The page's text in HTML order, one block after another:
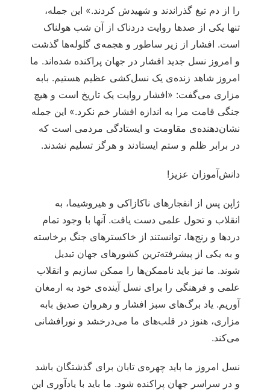
را از دم تیغ گذراندند و شهیدش کردند.» این جمله،
تنها یکی از صدها روایت دردناک از آن شب هولناک
است. افشار از زیر ساطور و هجمه‌ی گلوله‌ها گذشت
و امروز نسل جدید افشار در جهان پراکنده شده‌اند. ما
امروز شاهد زنده‌ی یک نسل‌کشی عظیم هستیم. بابه
مزاری می‌گفت: «افشار روایت یک تاریخ است و هیچ
جنگی قامت مرا به اندازه افشار خم نکرد.» این جمله
نشان‌دهنده‌ی مقاومت و ایستادگی مردمی است که
در برابر ظلم و ستم ایستادند و هرگز تسلیم نشدند.
دانش‌آموزان عزیز!
ژاپن پس از انفجارهای ناکازاکی و هیروشیما، به
انقلاب و تحول علمی دست یافت. آنها با وجود تمام
دردها و رنج‌ها، توانستند از خاکسترهای جنگ برخاسته
و به یکی از پیشرفته‌ترین کشورهای جهان تبدیل
شوند. ما نیز باید ناممکن‌ها را ممکن سازیم و انقلاب
علمی و فرهنگی را برای نسل آینده‌ی خود به ارمغان
آوریم. یاد برگ‌های سبز افشار و رهروان صدیق بابه
مزاری، هنوز در قلب‌های ما می‌درخشد و نورافشانی
می‌کند.
نسل امروز ما باید چهره‌ی تابان برای گذشتگان باشد
و در سراسر جهان پراکنده شود. ما باید با یادآوری این